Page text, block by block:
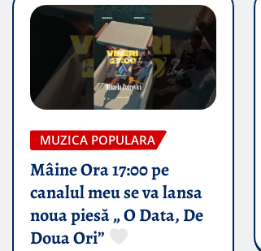
MUZICA POPULARA
Mâine Ora 17:00 pe
canalul meu se va lansa
noua piesă „ O Data, De
Doua Ori”